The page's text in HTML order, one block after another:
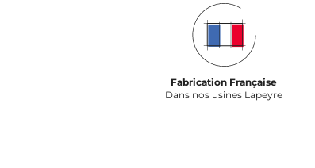
Fabrication Française
Dans nos usines Lapeyre